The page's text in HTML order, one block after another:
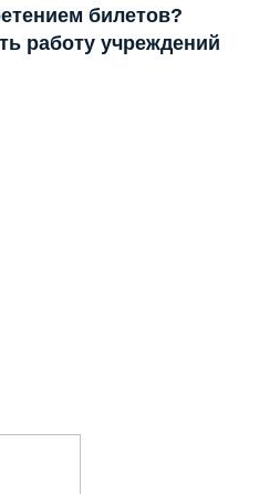
билетов?
работу учреждений